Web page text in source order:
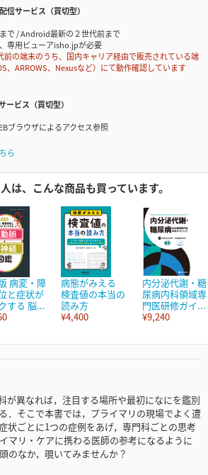
信サービス（買切型）
で / Android最新の２世代前まで
専用ビューアisho.jpが必要
の端末のうち、国内キャリア経由で販売されている端
、ARROWS、Nexusなど）にて動作確認しています
ービス（買切型）
ブラウザによるアクセス参照
ら
は、こんな商品も買っています。
病変・障
と症状が
する 脳...
病態がみえる
検査値の本当の
読み方
¥4,400
内分泌代謝・糖
尿病内科領域専
門医研修ガイ...
¥9,240
が異なれば，注目する場所や最初になにを鑑別
．そこで本書では，プライマリの現場でよく遭
状ごとに1つの症例をあげ，専門科ごとの思考
マリ・ケアに携わる医師の参考になるように
のなか，覗いてみませんか？